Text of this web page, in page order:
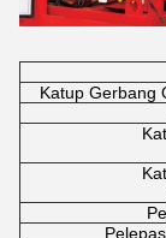
Katup Gerbang